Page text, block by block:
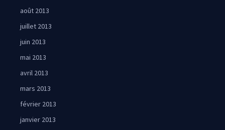
août 2013
juillet 2013
juin 2013
mai 2013
avril 2013
mars 2013
février 2013
janvier 2013